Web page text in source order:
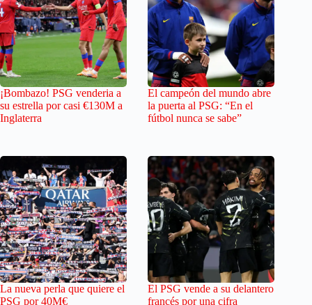
¡Bombazo! PSG venderia a
su estrella por casi €130M a
Inglaterra
El campeón del mundo abre
la puerta al PSG: “En el
fútbol nunca se sabe”
La nueva perla que quiere el
PSG por 40M€
El PSG vende a su delantero
francés por una cifra